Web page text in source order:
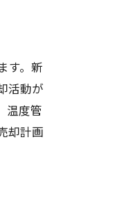
す。新
活動が
温度管
却計画